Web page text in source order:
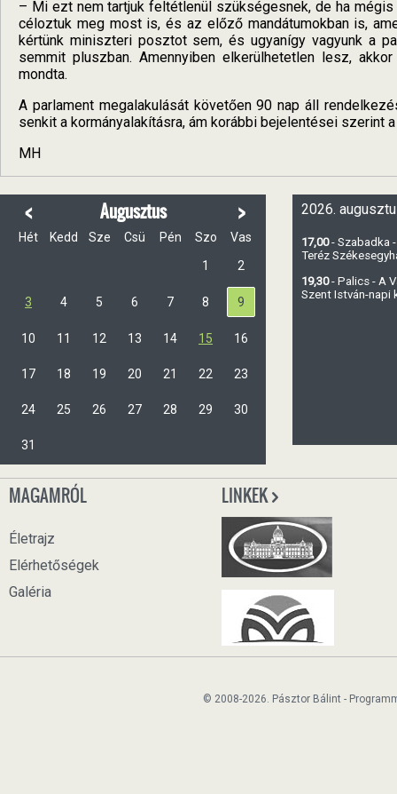
– Mi ezt nem tartjuk feltétlenül szükségesnek, de ha
céloztuk meg most is, és az előző mandátumokban is,
kértünk miniszteri posztot sem, és ugyanígy vagyunk a
semmit pluszban. Amennyiben elkerülhetetlen lesz,
mondta.
A parlament megalakulását követően 90 nap áll
senkit a kormányalakításra, ám korábbi bejelentései szerint
MH
< Augusztus >
Hét Kedd Sze Csü Pén Szo
Vas
1
2
3 4 5 6 7 8 9
10 11 12 13 14 15 16
17 18 19 20 21 22 23
24 25 26 27 28 29 30
31
2026.
17,00- Szabadka
Teréz
19,30- Palics - A
Szent István-napi
MAGAMRÓL
Életrajz
Elérhetőségek
Galéria
LINKEK
© 2008-2026. Pásztor Bálint -